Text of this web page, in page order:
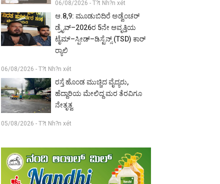
06/08/2026 - T?t Nh?n xét
ಆ.8,9: ಮೂಡುಬಿದಿರೆ ಅಡ್ವೆಂಚರ್
ಡ್ರೈವ್–2026ರ 5ನೇ ಆವೃತ್ತಿಯ
ಟೈಮ್–ಸ್ಪೀಡ್–ಡಿಸ್ಟೆನ್ಸ್ (TSD) ಕಾರ್
ರ‍್ಯಾಲಿ
06/08/2026 - T?t Nh?n xét
ರಸ್ತೆ ಹೊಂಡ ಮುಚ್ಚಿದ ವೈದ್ಯರು,
ಹೆದ್ದಾರಿಯ ಮೇಲಿದ್ದ ಮರ ತೆರವಿಗೂ
ನೇತೃತ್ವ
05/08/2026 - T?t Nh?n xét